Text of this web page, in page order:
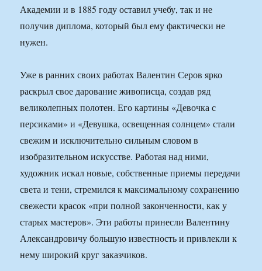
Академии и в 1885 году оставил учебу, так и не
получив диплома, который был ему фактически не
нужен.
Уже в ранних своих работах Валентин Серов ярко
раскрыл свое дарование живописца, создав ряд
великолепных полотен. Его картины «Девочка с
персиками» и «Девушка, освещенная солнцем» стали
свежим и исключительно сильным словом в
изобразительном искусстве. Работая над ними,
художник искал новые, собственные приемы передачи
света и тени, стремился к максимальному сохранению
свежести красок «при полной законченности, как у
старых мастеров». Эти работы принесли Валентину
Александровичу большую известность и привлекли к
нему широкий круг заказчиков.